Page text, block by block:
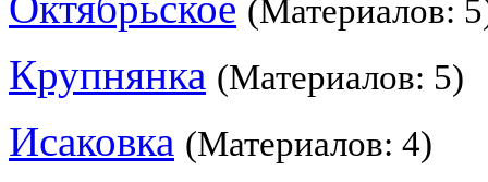
(Материалов:
Крупнянка (Материалов: 5)
Исаковка (Материалов: 4)